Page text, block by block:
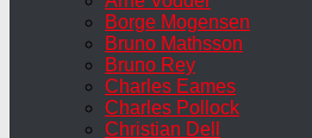
Borge Mogensen
Bruno Mathsson
Bruno Rey
Charles Eames
Charles Pollock
Christian Dell